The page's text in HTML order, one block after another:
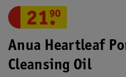
Anua Heartleaf
Cleansing Oil
21.
90